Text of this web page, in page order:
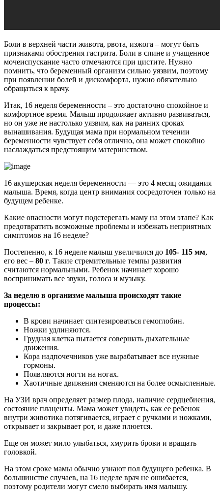
Боли в верхней части живота, рвота, изжога – могут быть
признаками обострения гастрита. Боли в спине и учащенное
мочеиспускание часто отмечаются при цистите. Нужно
помнить, что беременный организм сильно уязвим, поэтому
при появлении болей и дискомфорта, нужно обязательно
обращаться к врачу.
Итак, 16 неделя беременности – это достаточно спокойное и
комфортное время. Малыш продолжает активно развиваться,
но он уже не настолько уязвим, как на ранних сроках
вынашивания. Будущая мама при нормальном течении
беременности чувствует себя отлично, она может спокойно
наслаждаться предстоящим материнством.
16 акушерская неделя беременности — это 4 месяц ожидания
малыша. Время, когда центр внимания сосредоточен только на
будущем ребенке.
Какие опасности могут подстерегать маму на этом этапе? Как
предотвратить возможные проблемы и избежать неприятных
симптомов на 16 неделе?
Постепенно, к 16 неделе малыш увеличился до 105- 115 мм,
его вес – 80 г. Такие стремительные темпы развития
считаются нормальными. Ребенок начинает хорошо
воспринимать все звуки, голоса и музыку.
За неделю в организме малыша происходят такие
процессы:
В крови начинает синтезироваться гемоглобин.
Ножки удлиняются.
Грудная клетка пытается совершать дыхательные
движения.
Кора надпочечников уже вырабатывает все нужные
гормоны.
Появляются ногти на ногах.
Хаотичные движения сменяются на более осмысленные.
На УЗИ врач определяет размер плода, наличие сердцебиения,
состояние плаценты. Мама может увидеть, как ее ребенок
внутри животика потягивается, играет с ручками и ножками,
открывает и закрывает рот, и даже плюется.
Еще он может мило улыбаться, хмурить брови и вращать
головкой.
На этом сроке мамы обычно узнают пол будущего ребенка. В
большинстве случаев, на 16 неделе врач не ошибается,
поэтому родители могут смело выбирать имя малышу.